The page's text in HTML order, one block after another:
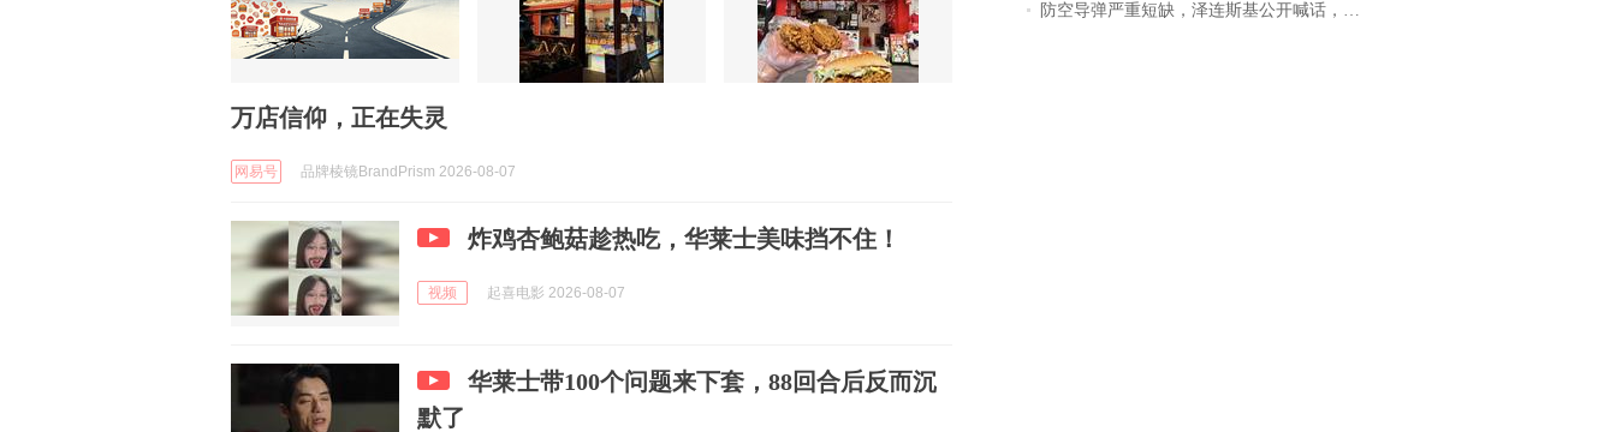
万店信仰，正在失灵
网易号 品牌棱镜BrandPrism 2026-08-07
炸鸡杏鲍菇趁热吃，华莱士美味挡不住！
视频 起喜电影 2026-08-07
华莱士带100个问题来下套，88回合后反而沉
默了
防空导弹严重短缺，泽连斯基公开喊话，乌克兰失去导弹拦截能力？